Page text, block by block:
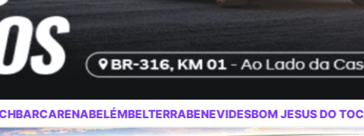
BENEVIDESBOM JESUS DO TOCANTINSBONITO